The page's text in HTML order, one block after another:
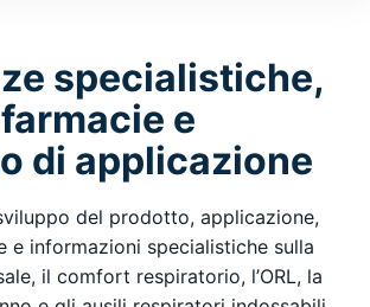
specialistiche,
e
di applicazione
del prodotto, applicazione,
e informazioni specialistiche sulla
il comfort respiratorio, l’ORL, la